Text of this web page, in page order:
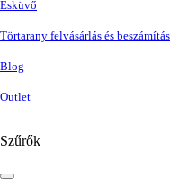
Esküvő
Törtarany felvásárlás és beszámítás
Blog
Outlet
Szűrők